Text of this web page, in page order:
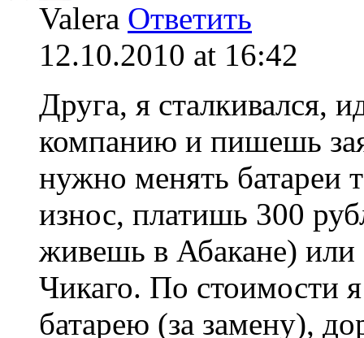
Valera Ответить
12.10.2010 at 16:42
Друга, я сталкивался,
компанию и пишешь
нужно менять батареи
износ, платишь 300
живешь в Абакане)
Чикаго. По стоимости
батарею (за замену),